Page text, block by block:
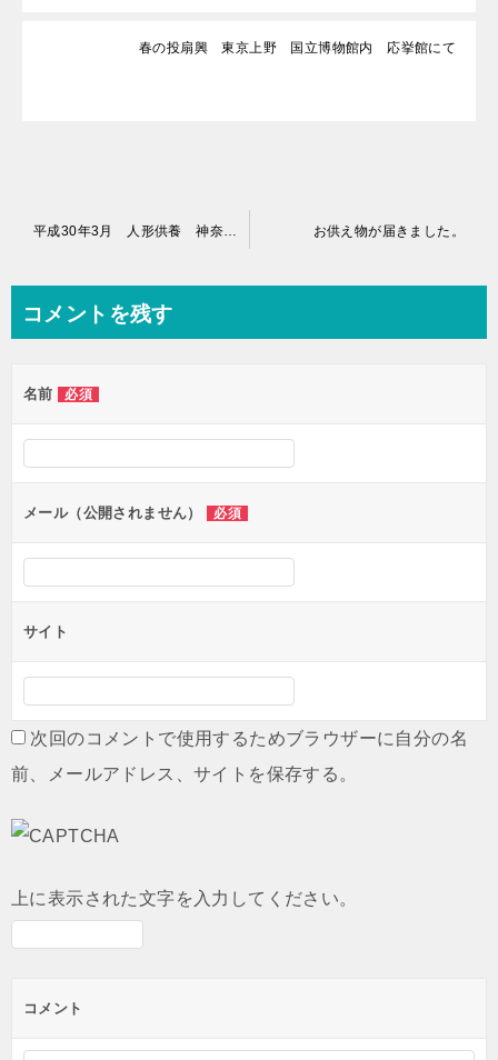
春の投扇興 東京上野 国立博物館内 応挙館にて
ビ
ー
シ
ン
平成30年3月 人形供養 神奈川県平塚市 円宗院 お供え物が届きました。
コメントを残す
名前 必須
メール（公開されません） 必須
サイト
次回のコメントで使用するためブラウザーに自分の名
前、メールアドレス、サイトを保存する。
上に表示された文字を入力してください。
コメント